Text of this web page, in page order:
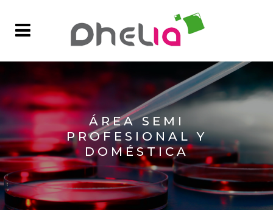
ÁREA SEMI
PROFESIONAL Y
DOMÉSTICA